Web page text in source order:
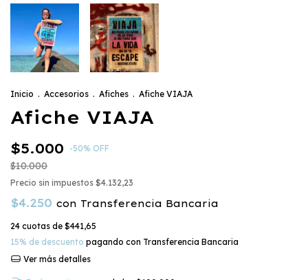
Inicio . Accesorios . Afiches . Afiche VIAJA
Afiche VIAJA
$5.000 -50% OFF
$10.000
Precio sin impuestos $4.132,23
$4.250 con Transferencia Bancaria
24 cuotas de $441,65
15% de descuento pagando con Transferencia Bancaria
Ver más detalles